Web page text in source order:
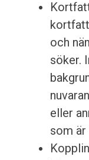
och
söker.
eller
som